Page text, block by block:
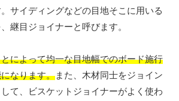
サイディングなどの目地そこに用いる
継目ジョイナーと呼びます。
によって均一な目地幅でのボード施行
なります。また、木材同士をジョイン
て、ビスケットジョイナーがよく使わ